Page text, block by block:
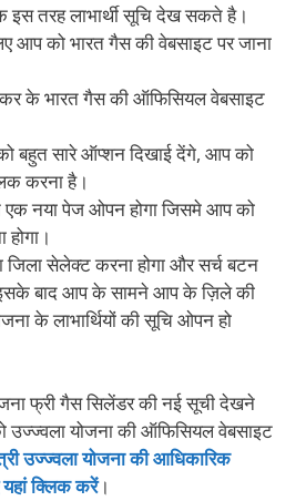
तरह लाभार्थी सूचि देख सकते है।
आप को भारत गैस की वेबसाइट पर जाना
के भारत गैस की ऑफिसियल वेबसाइट
बहुत सारे ऑप्शन दिखाई देंगे, आप को
करना है।
नया पेज ओपन होगा जिसमे आप को
सेलेक्ट करना होगा और सर्च बटन
इसके बाद आप के सामने आप के ज़िले की
के लाभार्थियों की सूचि ओपन हो
फ्री गैस सिलेंडर की नई सूची देखने
योजना की ऑफिसियल वेबसाइट
उज्ज्वला योजना की आधिकारिक
क्लिक करें।